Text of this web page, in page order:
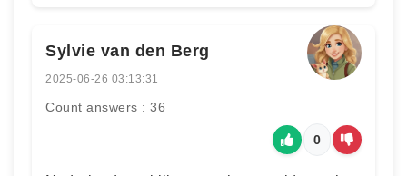
Sylvie van den Berg
2025-06-26 03:13:31
Count answers : 36
0